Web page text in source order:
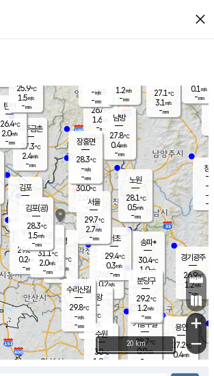
close
양주
26.6℃
1.6
-mm
과천
26.5℃
0.2m/s
- mm
용인
27.2℃
0.4m/s
경기광주
26.9℃
1.2m/s
-mm
파주금촌
27.3℃
2.4m/s
-mm
27.1℃
3.1 m/s
-mm
창
-
-m/
-
탄현
26.4℃
2.0m/s
-mm
0.1 m/s
-mm
의왕
- ℃
m/s
mm
김포
- ℃
-m/s
mm
광명
31.3 ℃
1.9 m/s
-mm
부천
29.6℃
0.2m/s
-mm
구로
31.1℃
2.0m/s
-mm
은평
30.0℃
2.0 m/s
- mm
노원
28.1℃
0.5m/s
-mm
송파*
30.4℃
1.0m/s
-mm
서초
29.4℃
0.3m/s
-mm
남방
27.8℃
0.4m/s
-mm
기흥구갈
28.7℃
0.9m/s
-
수리산길
29.8℃
-m/s
-mm
분당구
29.2℃
1.2m/s
-mm
장흥면
28.3℃
-m/s
-mm
-m/s
-mm
김포(공)
28.3℃
1.5m/s
-mm
수원
30℃
1.9m/s
서울
29.7℃
2.7m/s
-mm
25.9℃
1.5m/s
-mm
1.2m/s
-mm
+
−
20 km